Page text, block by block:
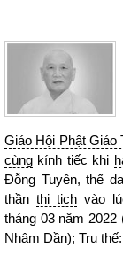
Giáo Hội Phật Giáo
cùng kính tiếc khi
Đỗng Tuyên, thế
thầnthị tịch vào
tháng 03 năm 2022
Nhâm Dần); Trụ